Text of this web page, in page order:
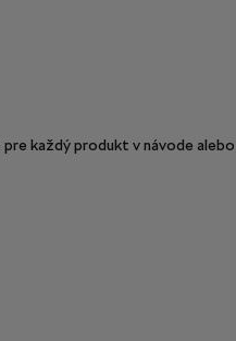
každý produkt v návode